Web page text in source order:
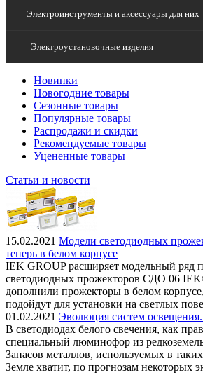
Электроинструменты и аксессуары для них
Электроустановочные изделия
Новинки
Новогодние товары
Сезонные товары
Популярные товары
Распродажи и скидки
Рекомендуемые товары
Уцененные товары
Статьи и новости
15.02.2021 Модели светодиодных
теперь в белом корпусе
IEK GROUP расширяет модельный ряд
светодиодных прожекторов СДО 06
дополнили прожекторы в белом
подойдут для установки на светлых
01.02.2021 Эволюция систем
В светодиодах белого свечения, как
специальный люминофор из
Запасов металлов, используемых в
Земле хватит, по прогнозам некоторых